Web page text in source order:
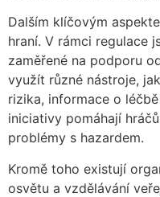
Dalším klíčovým
hraní. V rámci regulace
zaměřené na podporu
využít různé nástroje,
rizika, informace o
iniciativy pomáhají
problémy s hazardem.
Kromě toho existují
osvětu a vzdělávání